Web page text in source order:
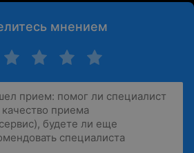
мнением